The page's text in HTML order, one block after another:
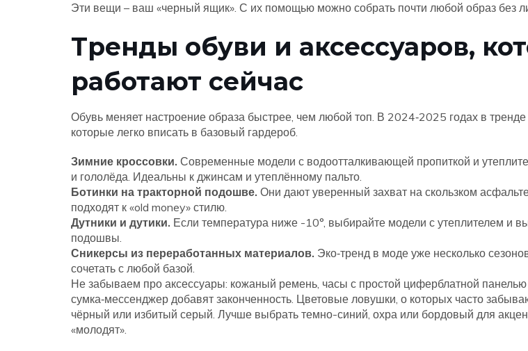
Эти вещи – ваш «черный ящик». С их помощью можно собрать почти любой образ без
Тренды обуви и аксессуаров,
работают сейчас
Обувь меняет настроение образа быстрее, чем любой топ. В 2024‑2025 годах в
которые легко вписать в базовый гардероб.
Зимние кроссовки. Современные модели с водоотталкивающей пропиткой и
и гололёда. Идеальны к джинсам и утеплённому пальто.
Ботинки на тракторной подошве. Они дают уверенный захват на скользком
подходят к «old money» стилю.
Дутники и дутики. Если температура ниже -10°, выбирайте модели с утеплителем и
подошвы.
Сникерсы из переработанных материалов. Эко‑тренд в моде уже несколько
сочетать с любой базой.
Не забываем про аксессуары: кожаный ремень, часы с простой циферблатной
сумка‑мессенджер добавят законченность. Цветовые ловушки, о которых часто
чёрный или избитый серый. Лучше выбрать темно-синий, охра или бордовый для
«молодят».